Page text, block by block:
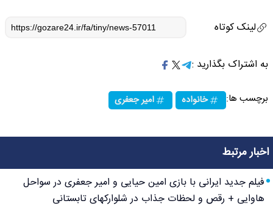
لینک کوتاه
به اشتراک بگذارید :
برچسب ها: خانواده امیر جعفری
اخبار مرتبط
فیلم جدید ایرانی با بازی امین حیایی و امیر جعفری در سواحل
هاوایی + رقص و لحظات جذاب در شلوارکهای تابستانی